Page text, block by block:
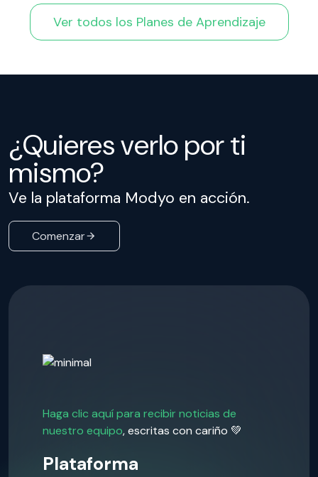
Ver todos los Planes de Aprendizaje
¿Quieres verlo por ti
mismo?
Ve la plataforma Modyo en acción.
Comenzar
Haga clic aquí para recibir noticias de
nuestro equipo, escritas con cariño 💚
Plataforma